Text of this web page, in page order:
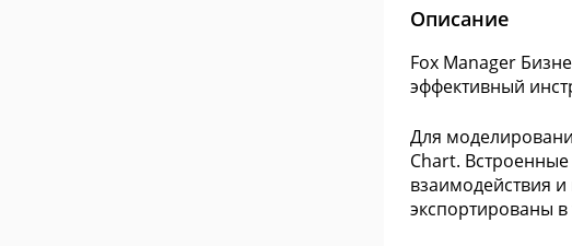
Описание
Fox Manager
эффективный
Для
Chart.
взаимодействия
экспортированы